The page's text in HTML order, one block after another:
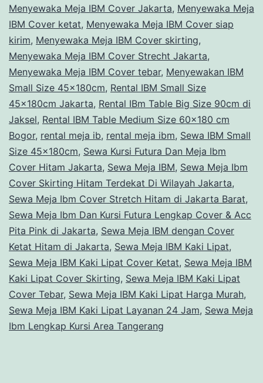
Menyewaka Meja IBM Cover Jakarta, Menyewaka Meja
IBM Cover ketat, Menyewaka Meja IBM Cover siap
kirim, Menyewaka Meja IBM Cover skirting,
Menyewaka Meja IBM Cover Strecht Jakarta,
Menyewaka Meja IBM Cover tebar, Menyewakan IBM
Small Size 45x180cm, Rental IBM Small Size
45x180cm Jakarta, Rental IBm Table Big Size 90cm di
Jaksel, Rental IBM Table Medium Size 60x180 cm
Bogor, rental meja ib, rental meja ibm, Sewa IBM Small
Size 45x180cm, Sewa Kursi Futura Dan Meja Ibm
Cover Hitam Jakarta, Sewa Meja IBM, Sewa Meja Ibm
Cover Skirting Hitam Terdekat Di Wilayah Jakarta,
Sewa Meja Ibm Cover Stretch Hitam di Jakarta Barat,
Sewa Meja Ibm Dan Kursi Futura Lengkap Cover & Acc
Pita Pink di Jakarta, Sewa Meja IBM dengan Cover
Ketat Hitam di Jakarta, Sewa Meja IBM Kaki Lipat,
Sewa Meja IBM Kaki Lipat Cover Ketat, Sewa Meja IBM
Kaki Lipat Cover Skirting, Sewa Meja IBM Kaki Lipat
Cover Tebar, Sewa Meja IBM Kaki Lipat Harga Murah,
Sewa Meja IBM Kaki Lipat Layanan 24 Jam, Sewa Meja
Ibm Lengkap Kursi Area Tangerang